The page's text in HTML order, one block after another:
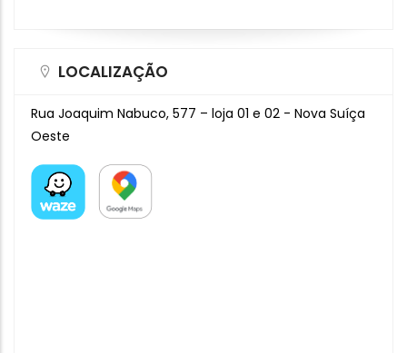
LOCALIZAÇÃO
Rua Joaquim Nabuco, 577 – loja 01 e 02 - Nova Suíça
Oeste